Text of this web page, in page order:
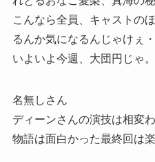
こんなら全員、キャストの
るんか気になるんじゃけぇ・
いよいよ今週、大団円じゃ。
名無しさん
ディーンさんの演技は相変
物語は面白かった最終回は